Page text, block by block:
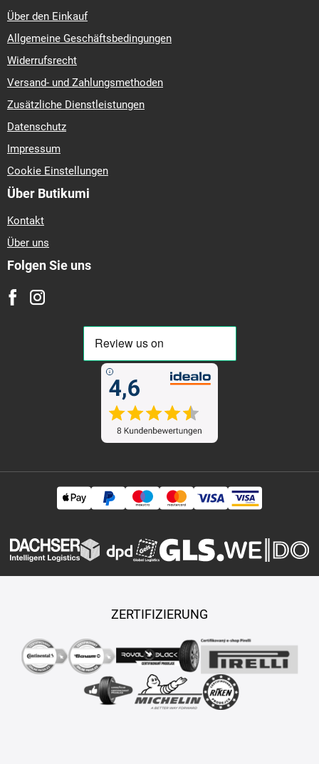
Über den Einkauf
Allgemeine Geschäftsbedingungen
Widerrufsrecht
Versand- und Zahlungsmethoden
Zusätzliche Dienstleistungen
Datenschutz
Impressum
Cookie Einstellungen
Über Butikumi
Kontakt
Über uns
Folgen Sie uns
ZERTIFIZIERUNG